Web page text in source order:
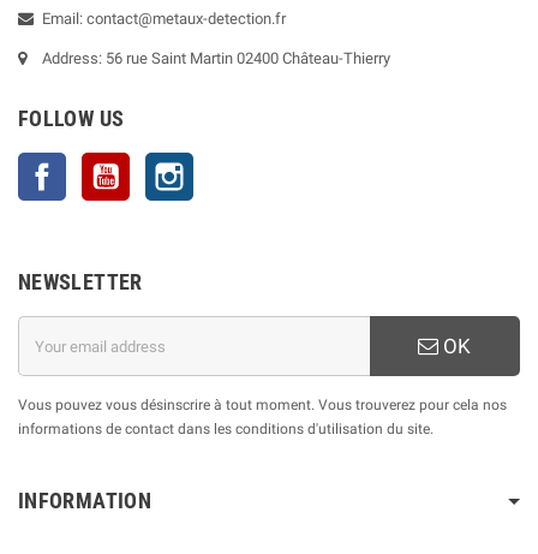
Email: contact@metaux-detection.fr
Address: 56 rue Saint Martin 02400 Château-Thierry
FOLLOW US
Facebook YouTube
NEWSLETTER
OK
Vous pouvez vous désinscrire à tout moment. Vous trouverez pour cela nos
informations de contact dans les conditions d'utilisation du site.
INFORMATION